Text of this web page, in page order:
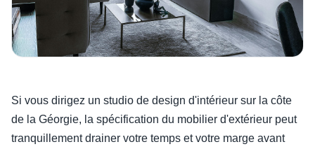
Si vous dirigez un studio de design d'intérieur sur la côte
de la Géorgie, la spécification du mobilier d'extérieur peut
tranquillement drainer votre temps et votre marge avant